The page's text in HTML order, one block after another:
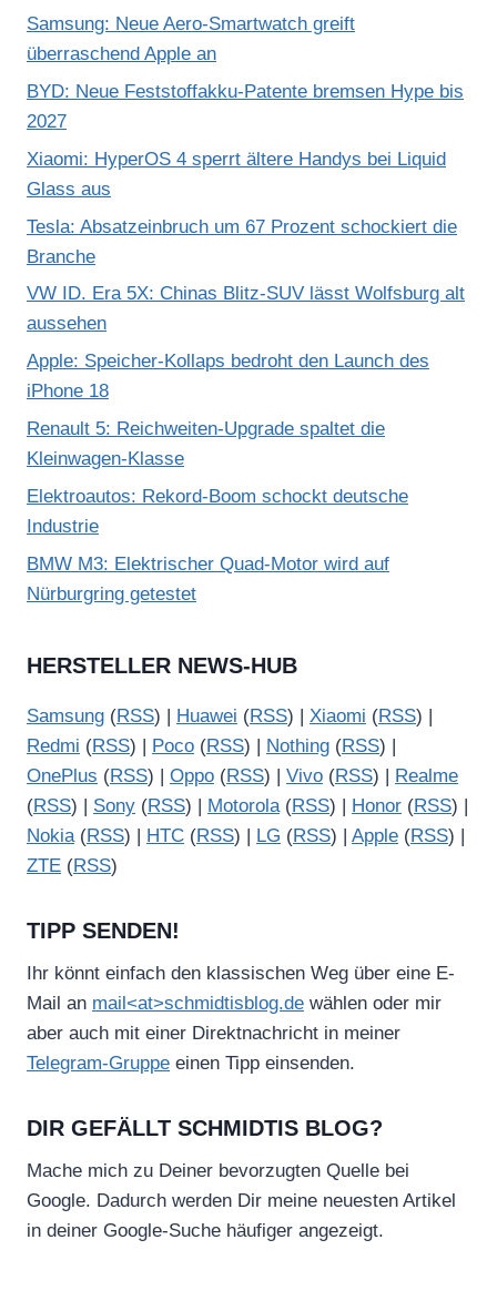
Samsung: Neue Aero-Smartwatch greift
überraschend Apple an
BYD: Neue Feststoffakku-Patente bremsen Hype bis
2027
Xiaomi: HyperOS 4 sperrt ältere Handys bei Liquid
Glass aus
Tesla: Absatzeinbruch um 67 Prozent schockiert die
Branche
VW ID. Era 5X: Chinas Blitz-SUV lässt Wolfsburg alt
aussehen
Apple: Speicher-Kollaps bedroht den Launch des
iPhone 18
Renault 5: Reichweiten-Upgrade spaltet die
Kleinwagen-Klasse
Elektroautos: Rekord-Boom schockt deutsche
Industrie
BMW M3: Elektrischer Quad-Motor wird auf
Nürburgring getestet
HERSTELLER NEWS-HUB
Samsung (RSS) | Huawei (RSS) | Xiaomi (RSS) |
Redmi (RSS) | Poco (RSS) | Nothing (RSS) |
OnePlus (RSS) | Oppo (RSS) | Vivo (RSS) |
Realme
(RSS) | Sony (RSS) | Motorola(RSS) | Honor (RSS) |
Nokia(RSS) | HTC (RSS) | LG (RSS) | Apple (RSS) |
ZTE (RSS)
TIPP SENDEN!
Ihr könnt einfach den klassischen Weg über eine E-
Mail an mail<at>schmidtisblog.de wählen oder mir
aber auch mit einer Direktnachricht in meiner
Telegram-Gruppe einen Tipp einsenden.
DIR GEFÄLLT SCHMIDTIS BLOG?
Mache mich zu Deiner bevorzugten Quelle bei
Google. Dadurch werden Dir meine neuesten Artikel
in deiner Google-Suche häufiger angezeigt.